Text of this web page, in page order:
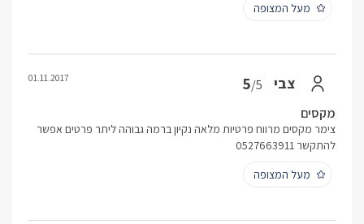
מעל המצופה
צבי 5/5
01.11.2017
מקסים
צימר מקסים מרווח פרטיות מלאה נקיון ברמה גבוהה ליתר פרטים אפשר
להתקשר 0527663911
מעל המצופה